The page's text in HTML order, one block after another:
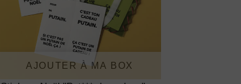
AJOUTER À MA BOX